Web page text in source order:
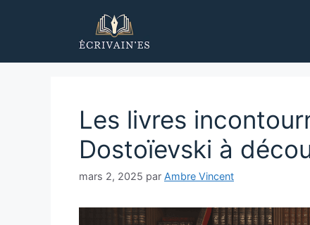
Les livres
Dostoïevski à
mars 2, 2025 par Ambre Vincent